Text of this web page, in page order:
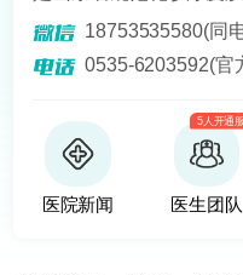
院。熟悉皮肤病科常见
其擅长光化学疗法、窄
移植治疗白癜风，包括
自体培养黑素细胞移植等
18753535580(同
0535-6203592(官
医院新闻
5人开通
医生团队